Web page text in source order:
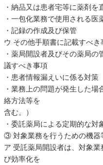
・納品又は患者宅等に薬剤
・一包化業務で使用される医
・記録の作成及び保管
ウ その他手順書に記載すべき
・薬局開設者及びその薬局
議すべき事項
・患者情報漏えいに係る対策
・業務上の問題が発生した
絡方法等を
含む。）
・委託薬局による定期的な対
③ 対象業務を行うための機器
ア 受託薬局開設者は、対象
び効率化を